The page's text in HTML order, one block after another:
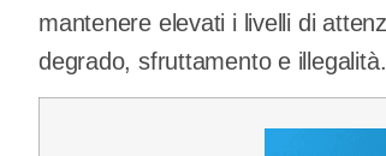
mantenere elevati i livelli di
degrado, sfruttamento e illegalità.